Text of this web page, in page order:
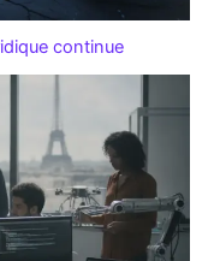
continue